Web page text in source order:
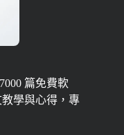
篇免費軟
學與心得，專